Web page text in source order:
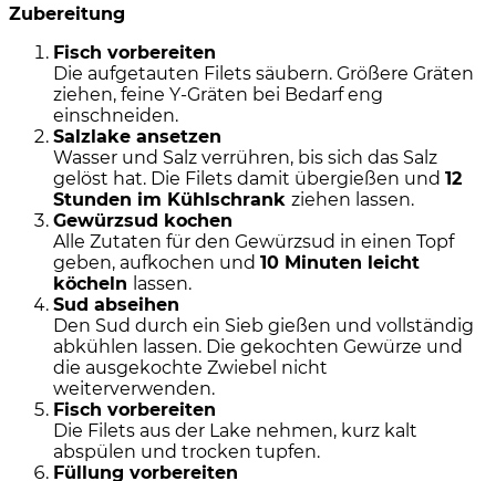
Zubereitung
Fisch vorbereiten
Die aufgetauten Filets säubern. Größere Gräten
ziehen, feine Y-Gräten bei Bedarf eng
einschneiden.
Salzlake ansetzen
Wasser und Salz verrühren, bis sich das Salz
gelöst hat. Die Filets damit übergießen und 12
Stunden im Kühlschrank ziehen lassen.
Gewürzsud kochen
Alle Zutaten für den Gewürzsud in einen Topf
geben, aufkochen und 10 Minuten leicht
köcheln lassen.
Sud abseihen
Den Sud durch ein Sieb gießen und vollständig
abkühlen lassen. Die gekochten Gewürze und
die ausgekochte Zwiebel nicht
weiterverwenden.
Fisch vorbereiten
Die Filets aus der Lake nehmen, kurz kalt
abspülen und trocken tupfen.
Füllung vorbereiten